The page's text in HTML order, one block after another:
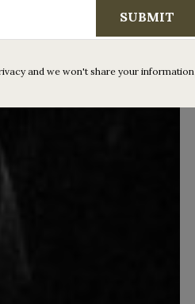
SUBMIT
and we won't share your information